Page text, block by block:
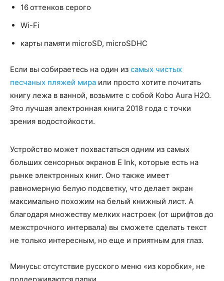
16 оттенков серого
Wi-Fi
карты памяти microSD, microSDHC
Если вы собираетесь на один из самых чистых
песчаных пляжей мира или просто хотите почитать
книгу лежа в ванной, возьмите с собой Kobo Aura H2O.
Это лучшая электронная книга 2018 года с точки
зрения водостойкости.
Устройство может похвастаться одним из самых
больших сенсорных экранов E Ink, которые есть на
рынке электронных книг. Оно также имеет
равномерную белую подсветку, что делает экран
максимально похожим на белый книжный лист. А
благодаря множеству мелких настроек (от шрифтов до
межстрочного интервала) вы сможете сделать текст
не только интересным, но еще и приятным для глаз.
Минусы: отсутствие русского меню «из коробки», не